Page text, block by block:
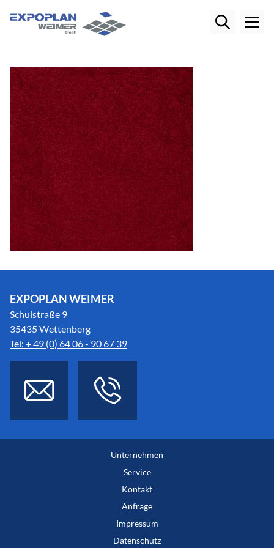
EXPOPLAN WEIMER
Schulstraße 9
35435 Wettenberg
Tel: + 49 (0) 64 06 - 90 67 39
Unternehmen
Service
Kontakt
Anfrage
Impressum
Datenschutz